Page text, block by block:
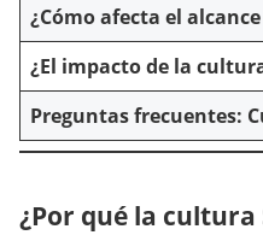
¿Cómo afecta el
¿El impacto de la
Preguntas frecuentes:
¿Por qué la cultura